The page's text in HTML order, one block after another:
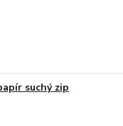
suchý zip